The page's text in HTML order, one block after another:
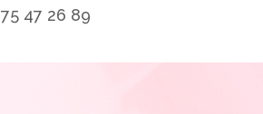
75 47 26 89